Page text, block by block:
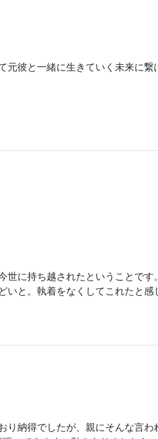
彼と一緒に生きていく未来に繋
に持ち越されたということです。
と。執着をなくしてこれたと感
納得でしたが、親にそんな言わ